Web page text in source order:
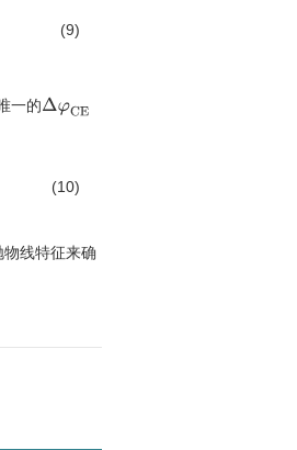
(9)
一的ΔφCE
(10)
线特征来确